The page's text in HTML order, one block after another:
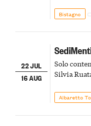
Bistagno
22 JUL
16 AUG
Solo
Silvia
Albaretto